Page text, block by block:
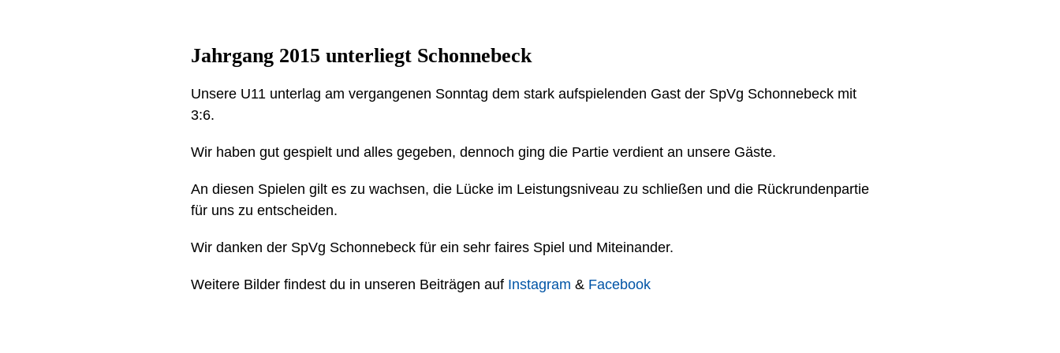
Jahrgang 2015 unterliegt Schonnebeck
Unsere U11 unterlag am vergangenen Sonntag dem stark aufspielenden Gast der SpVg Schonnebeck mit
3:6.
Wir haben gut gespielt und alles gegeben, dennoch ging die Partie verdient an unsere Gäste.
An diesen Spielen gilt es zu wachsen, die Lücke im Leistungsniveau zu schließen und die Rückrundenpartie
für uns zu entscheiden.
Wir danken der SpVg Schonnebeck für ein sehr faires Spiel und Miteinander.
Weitere Bilder findest du in unseren Beiträgen auf Instagram & Facebook